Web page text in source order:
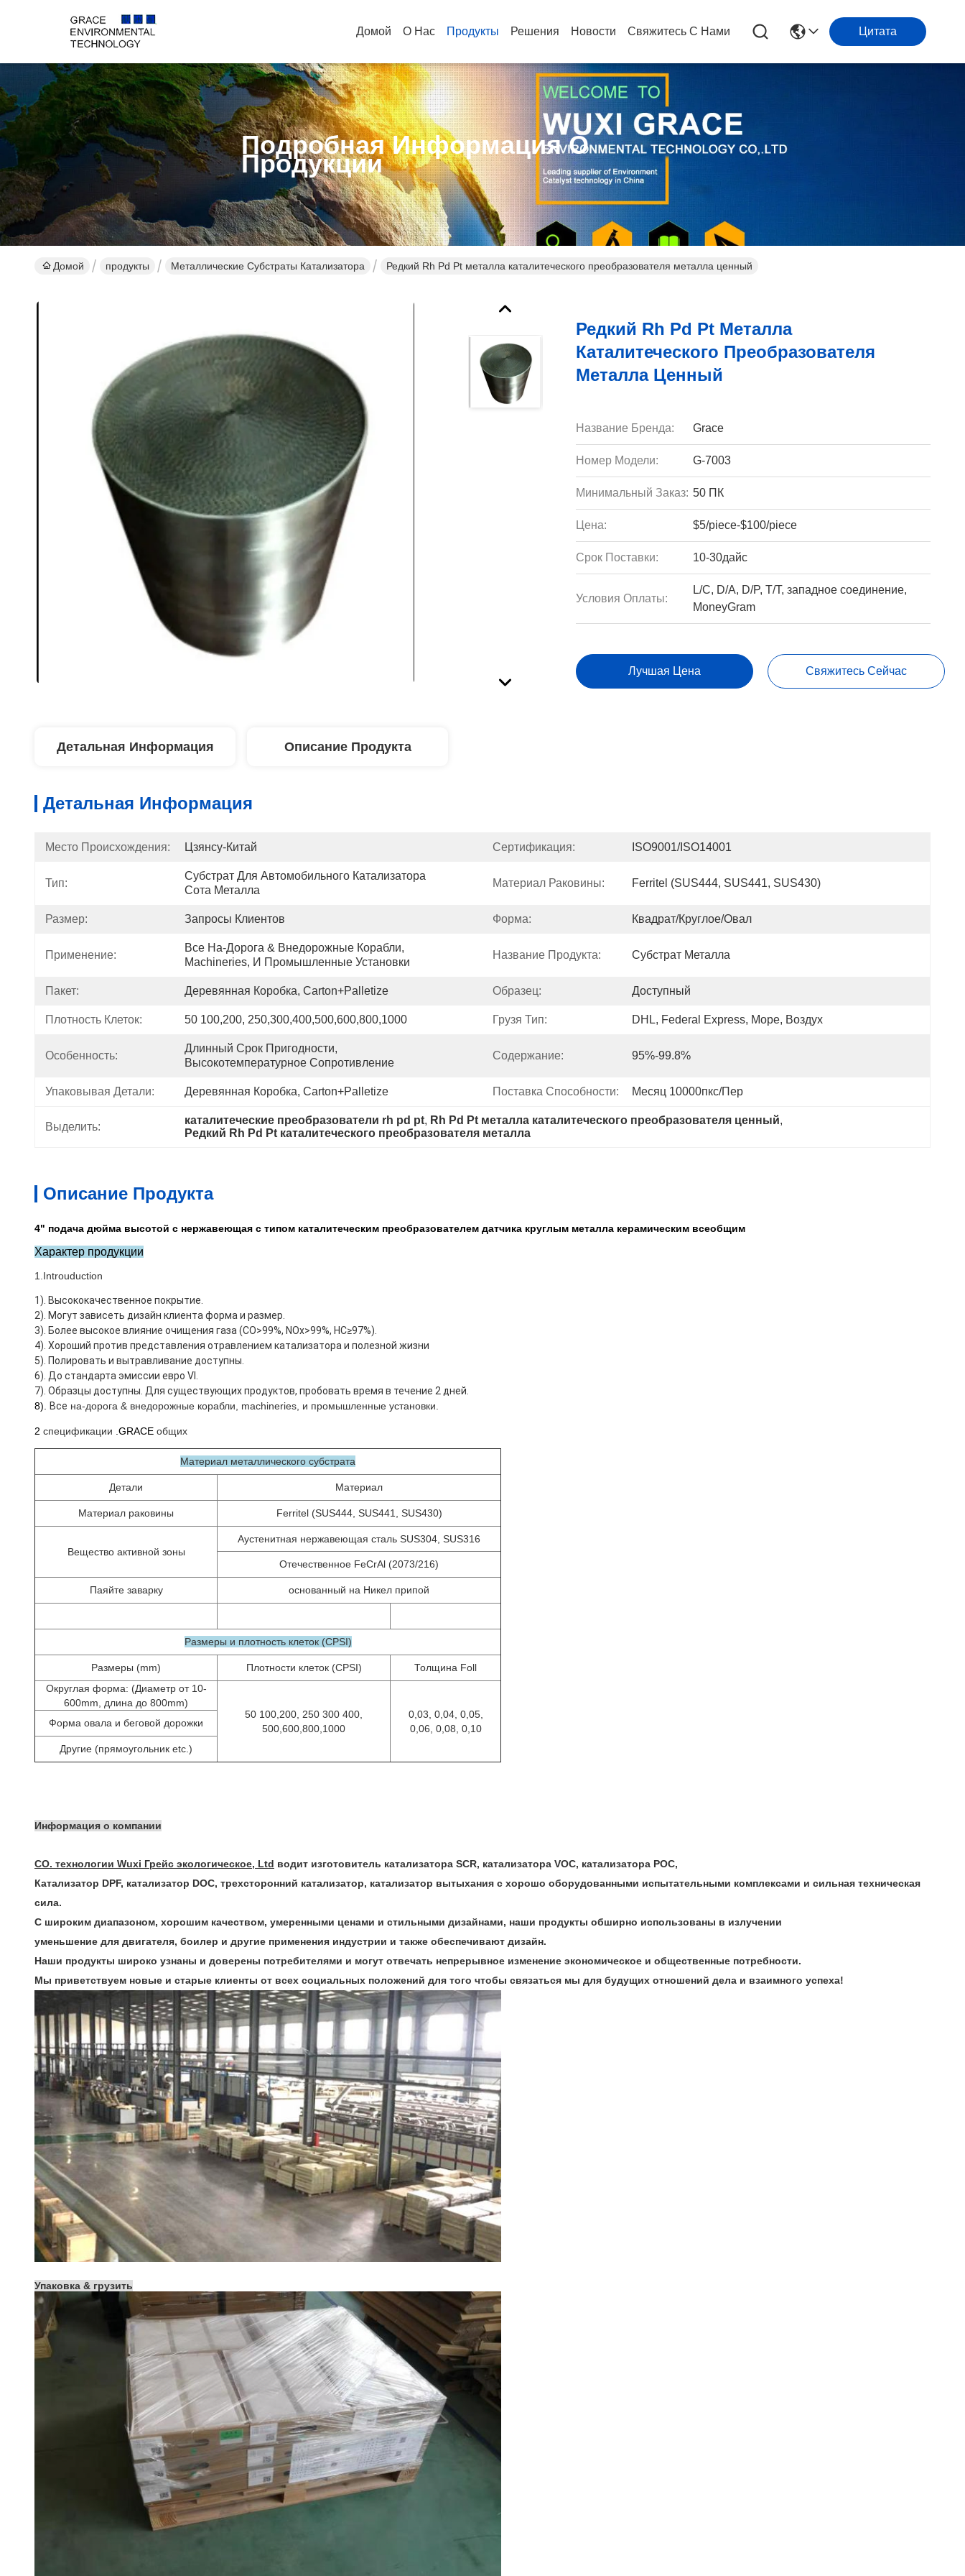
Домой О Нас Продукты Решения Новости Свяжитесь С Нами Цитата
Подробная Информация О
Продукции
Домой продукты Металлические Субстраты Катализатора Редкий Rh Pd Pt металла каталитеческого преобразователя металла ценный
Редкий Rh Pd Pt Металла
Каталитеческого Преобразователя
Металла Ценный
Название Бренда: Grace
Номер Модели: G-7003
Минимальный Заказ: 50 ПК
Цена: $5/piece-$100/piece
Срок Поставки: 10-30дайс
Условия Оплаты:
L/C, D/A, D/P, T/T, западное соединение,
MoneyGram
Лучшая Цена Свяжитесь Сейчас
Детальная Информация Описание Продукта
Детальная Информация
Место Происхождения: Цзянсу-Китай Сертификация: ISO9001/ISO14001
Тип:
Субстрат Для Автомобильного Катализатора
Сота Металла
Материал Раковины: Ferritel (SUS444, SUS441, SUS430)
Размер: Запросы Клиентов Форма: Квадрат/круглое/овал
Применение:
Все На-Дорога & Внедорожные Корабли,
Machineries, И Промышленные Установки
Название Продукта: Субстрат Металла
Пакет: Деревянная Коробка, Carton+Palletize Образец: Доступный
Плотность Клеток: 50 100,200, 250,300,400,500,600,800,1000 Грузя Тип: DHL, Federal Express, Море, Воздух
Особенность:
Длинный Срок Пригодности,
Высокотемпературное Сопротивление
Содержание: 95%-99.8%
Упаковывая Детали: Деревянная Коробка, Carton+Palletize Поставка Способности: Месяц 10000пкс/пер
Выделить:
каталитеческие преобразователи rh pd pt, Rh Pd Pt металла каталитеческого преобразователя ценный,
Редкий Rh Pd Pt каталитеческого преобразователя металла
Описание Продукта
4" подача дюйма высотой с нержавеющая с типом каталитеческим преобразователем датчика круглым металла керамическим всеобщим
Характер продукции
1.Introuduction
1). Высококачественное покрытие.
2). Могут зависеть дизайн клиента форма и размер.
3). Более высокое влияние очищения газа (CO>99%, NOx>99%, HC≥97%).
4). Хороший против представления отравлением катализатора и полезной жизни
5). Полировать и вытравливание доступны.
6). До стандарта эмиссии евро VI.
7). Образцы доступны. Для существующих продуктов, пробовать время в течение 2 дней.
8).
Все на-дорога & внедорожные корабли, machineries, и промышленные установки.
2 спецификации .GRACE общих
Материал металлического субстрата
Детали Материал
Материал раковины Ferritel (SUS444, SUS441, SUS430)
Вещество активной зоны
Аустенитная нержавеющая сталь SUS304, SUS316
Отечественное FeCrAl (2073/216)
Паяйте заварку основанный на Никел припой
Размеры и плотность клеток (CPSI)
Размеры (mm) Плотности клеток (CPSI)
Толщина Foll
Округлая форма: (Диаметр от 10-
600mm, длина до 800mm)
50 100,200, 250 300 400,
500,600,800,1000
0,03, 0,04, 0,05,
0,06, 0,08, 0,10
Форма овала и беговой дорожки
Другие (прямоугольник etc.)
Информация о компании
CO. технологии Wuxi Грейс экологическое, Ltd водит изготовитель катализатора SCR, катализатора VOC, катализатора POC,
Катализатор DPF, катализатор DOC, трехсторонний катализатор, катализатор вытыхания с хорошо оборудованными испытательными комплексами и сильная техническая
сила.
С широким диапазоном, хорошим качеством, умеренными ценами и стильными дизайнами, наши продукты обширно использованы в излучении
уменьшение для двигателя, боилер и другие применения индустрии и также обеспечивают дизайн.
Наши продукты широко узнаны и доверены потребителями и могут отвечать непрерывное изменение экономическое и общественные потребности.
Мы приветствуем новые и старые клиенты от всех социальных положений для того чтобы связаться мы для будущих отношений дела и взаимного успеха!
Упаковка & грузить